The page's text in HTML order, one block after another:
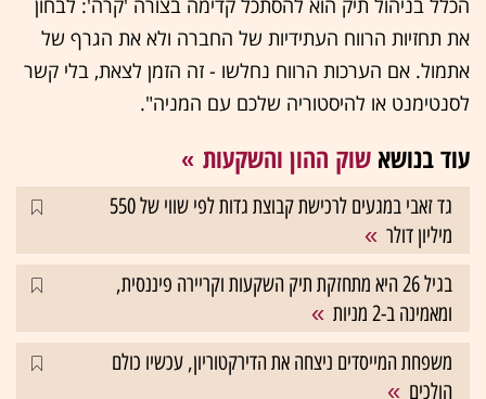
את תחזיות הרווח העתידיות של החברה ולא את הגרף של
אתמול. אם הערכות הרווח נחלשו - זה הזמן לצאת, בלי קשר
לסנטימנט או להיסטוריה שלכם עם המניה".
עוד בנושא שוק ההון והשקעות
גד זאבי במגעים לרכישת קבוצת גדות לפי שווי של 550
מיליון דולר
בגיל 26 היא מתחזקת תיק השקעות וקריירה פיננסית,
ומאמינה ב-2 מניות
משפחת המייסדים ניצחה את הדירקטוריון, עכשיו כולם
הולכים